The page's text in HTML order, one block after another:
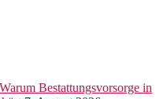
Bestattungsvorsorge in